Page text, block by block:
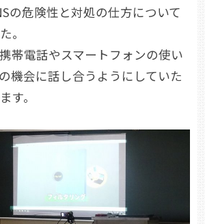
の危険性と対処の仕方について
。
帯電話やスマートフォンの使い
機会に話し合うようにしていた
す。